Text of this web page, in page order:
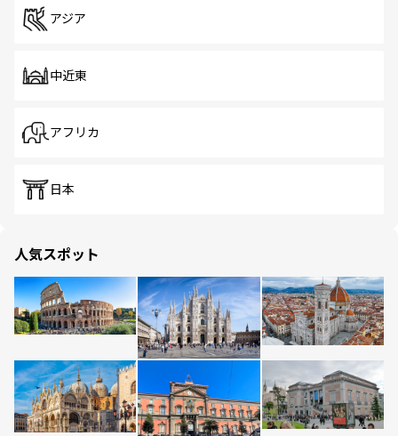
アジア
中近東
アフリカ
日本
人気スポット